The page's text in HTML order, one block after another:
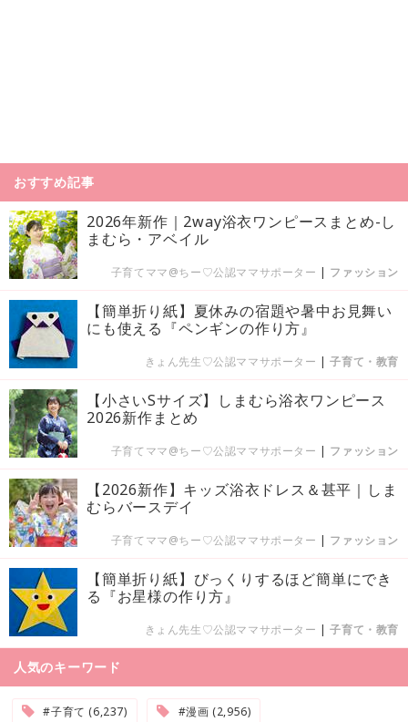
おすすめ記事
2026年新作｜2way浴衣ワンピースまとめ-し
まむら・アベイル
子育てママ@ちー♡公認ママサポーター | ファッション
【簡単折り紙】夏休みの宿題や暑中お見舞い
にも使える『ペンギンの作り方』
きょん先生♡公認ママサポーター |子育て・教育
【小さいSサイズ】しまむら浴衣ワンピース
2026新作まとめ
子育てママ@ちー♡公認ママサポーター | ファッション
【2026新作】キッズ浴衣ドレス＆甚平｜しま
むらバースデイ
子育てママ@ちー♡公認ママサポーター | ファッション
【簡単折り紙】びっくりするほど簡単にでき
る『お星様の作り方』
きょん先生♡公認ママサポーター |子育て・教育
人気のキーワード
#子育て (6,237) #漫画 (2,956)